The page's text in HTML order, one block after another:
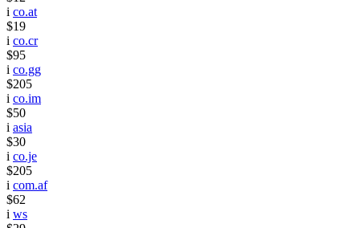
i co.at
$19
i co.cr
$95
i co.gg
$205
i co.im
$50
i asia
$30
i co.je
$205
i com.af
$62
i ws